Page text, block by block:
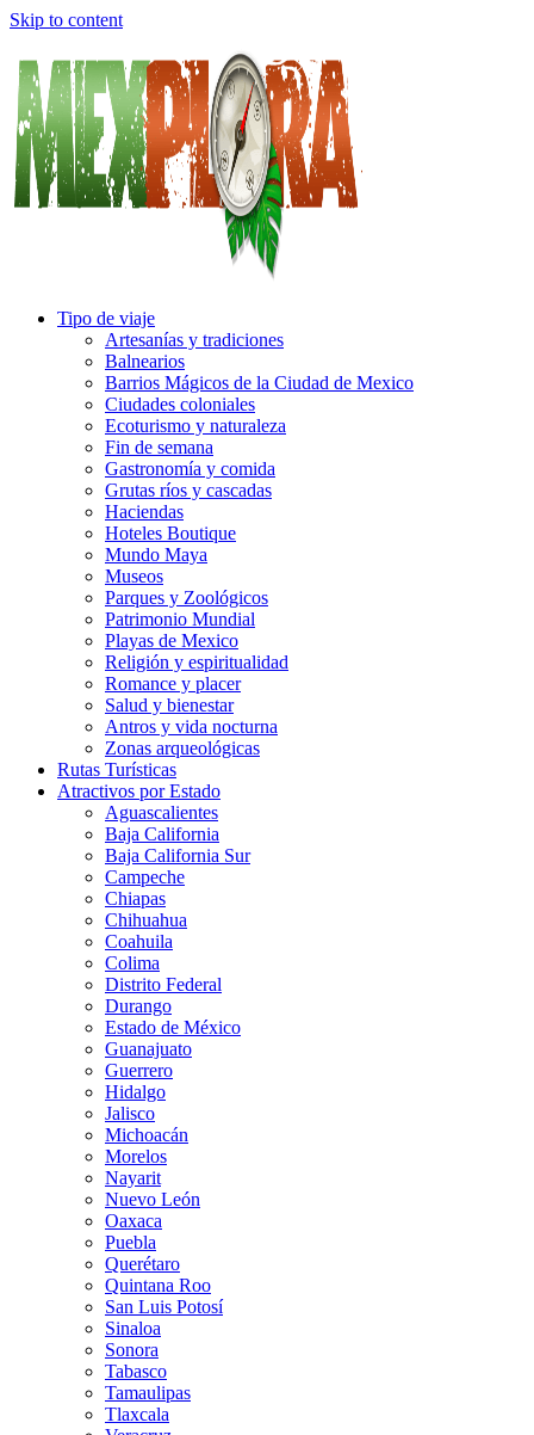
Skip to content
Tipo de viaje
Artesanías y tradiciones
Balnearios
Barrios Mágicos de la Ciudad de Mexico
Ciudades coloniales
Ecoturismo y naturaleza
Fin de semana
Gastronomía y comida
Grutas ríos y cascadas
Haciendas
Hoteles Boutique
Mundo Maya
Museos
Parques y Zoológicos
Patrimonio Mundial
Playas de Mexico
Religión y espiritualidad
Romance y placer
Salud y bienestar
Antros y vida nocturna
Zonas arqueológicas
Rutas Turísticas
Atractivos por Estado
Aguascalientes
Baja California
Baja California Sur
Campeche
Chiapas
Chihuahua
Coahuila
Colima
Distrito Federal
Durango
Estado de México
Guanajuato
Guerrero
Hidalgo
Jalisco
Michoacán
Morelos
Nayarit
Nuevo León
Oaxaca
Puebla
Querétaro
Quintana Roo
San Luis Potosí
Sinaloa
Sonora
Tabasco
Tamaulipas
Tlaxcala